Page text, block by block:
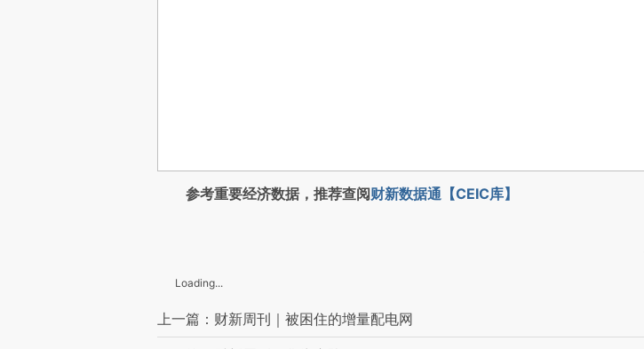
参考重要经济数据，推荐查阅财新数据通【CEIC库】
Loading...
上一篇：财新周刊｜被困住的增量配电网